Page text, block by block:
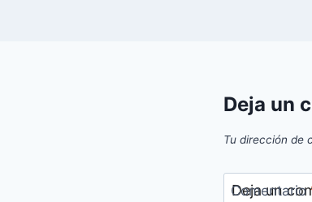
Deja un
Tu dirección de
Comentario